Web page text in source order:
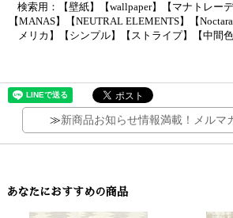
検索用：【壁紙】【wallpaper】【マナトレー
【MANAS】【NEUTRAL ELEMENTS】【
メリカ】【シンプル】【ストライプ】【中間
≫新商品お知らせ情報満載！メルマ
あなたにおすすめの商品